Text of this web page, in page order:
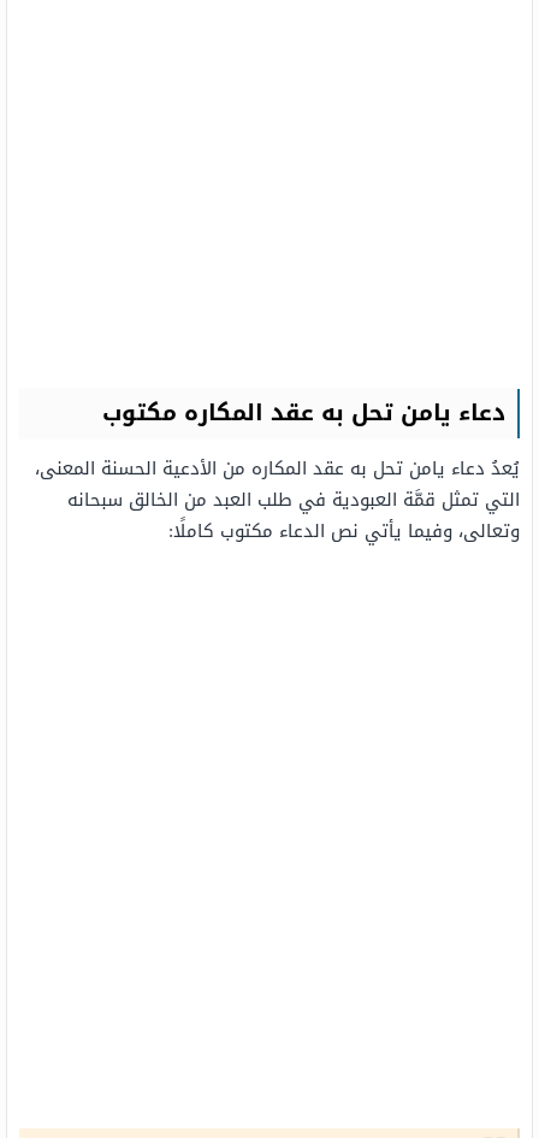
دعاء يامن تحل به عقد المكاره مكتوب
يُعدُ دعاء يامن تحل به عقد المكاره من الأدعية الحسنة المعنى،
التي تمثل قمَّة العبودية في طلب العبد من الخالق سبحانه
وتعالى، وفيما يأتي نص الدعاء مكتوب كاملًا: